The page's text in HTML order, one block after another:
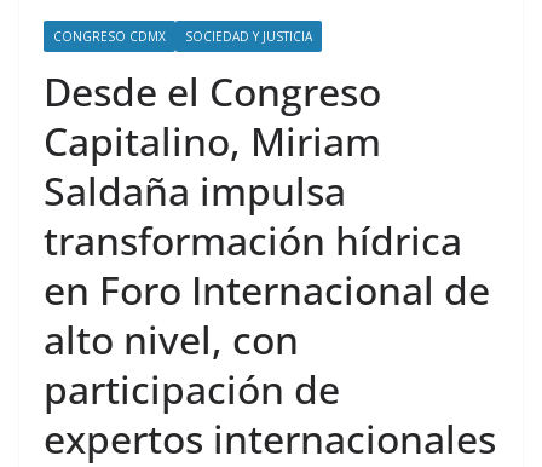
CONGRESO CDMX SOCIEDAD Y JUSTICIA
Desde el Congreso
Capitalino, Miriam
Saldaña impulsa
transformación hídrica
en Foro Internacional de
alto nivel, con
participación de
expertos internacionales